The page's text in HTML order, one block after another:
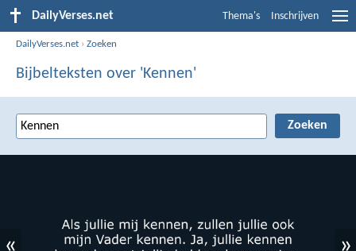
DailyVerses.net Thema's Inschrijven
DailyVerses.net ›Zoeken
Bijbelteksten over 'Kennen'